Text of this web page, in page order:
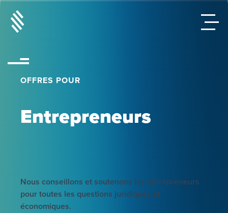
OFFRES POUR
Entrepreneurs
Nous conseillons et soutenons les entrepreneurs
pour toutes les questions juridiques et
économiques.